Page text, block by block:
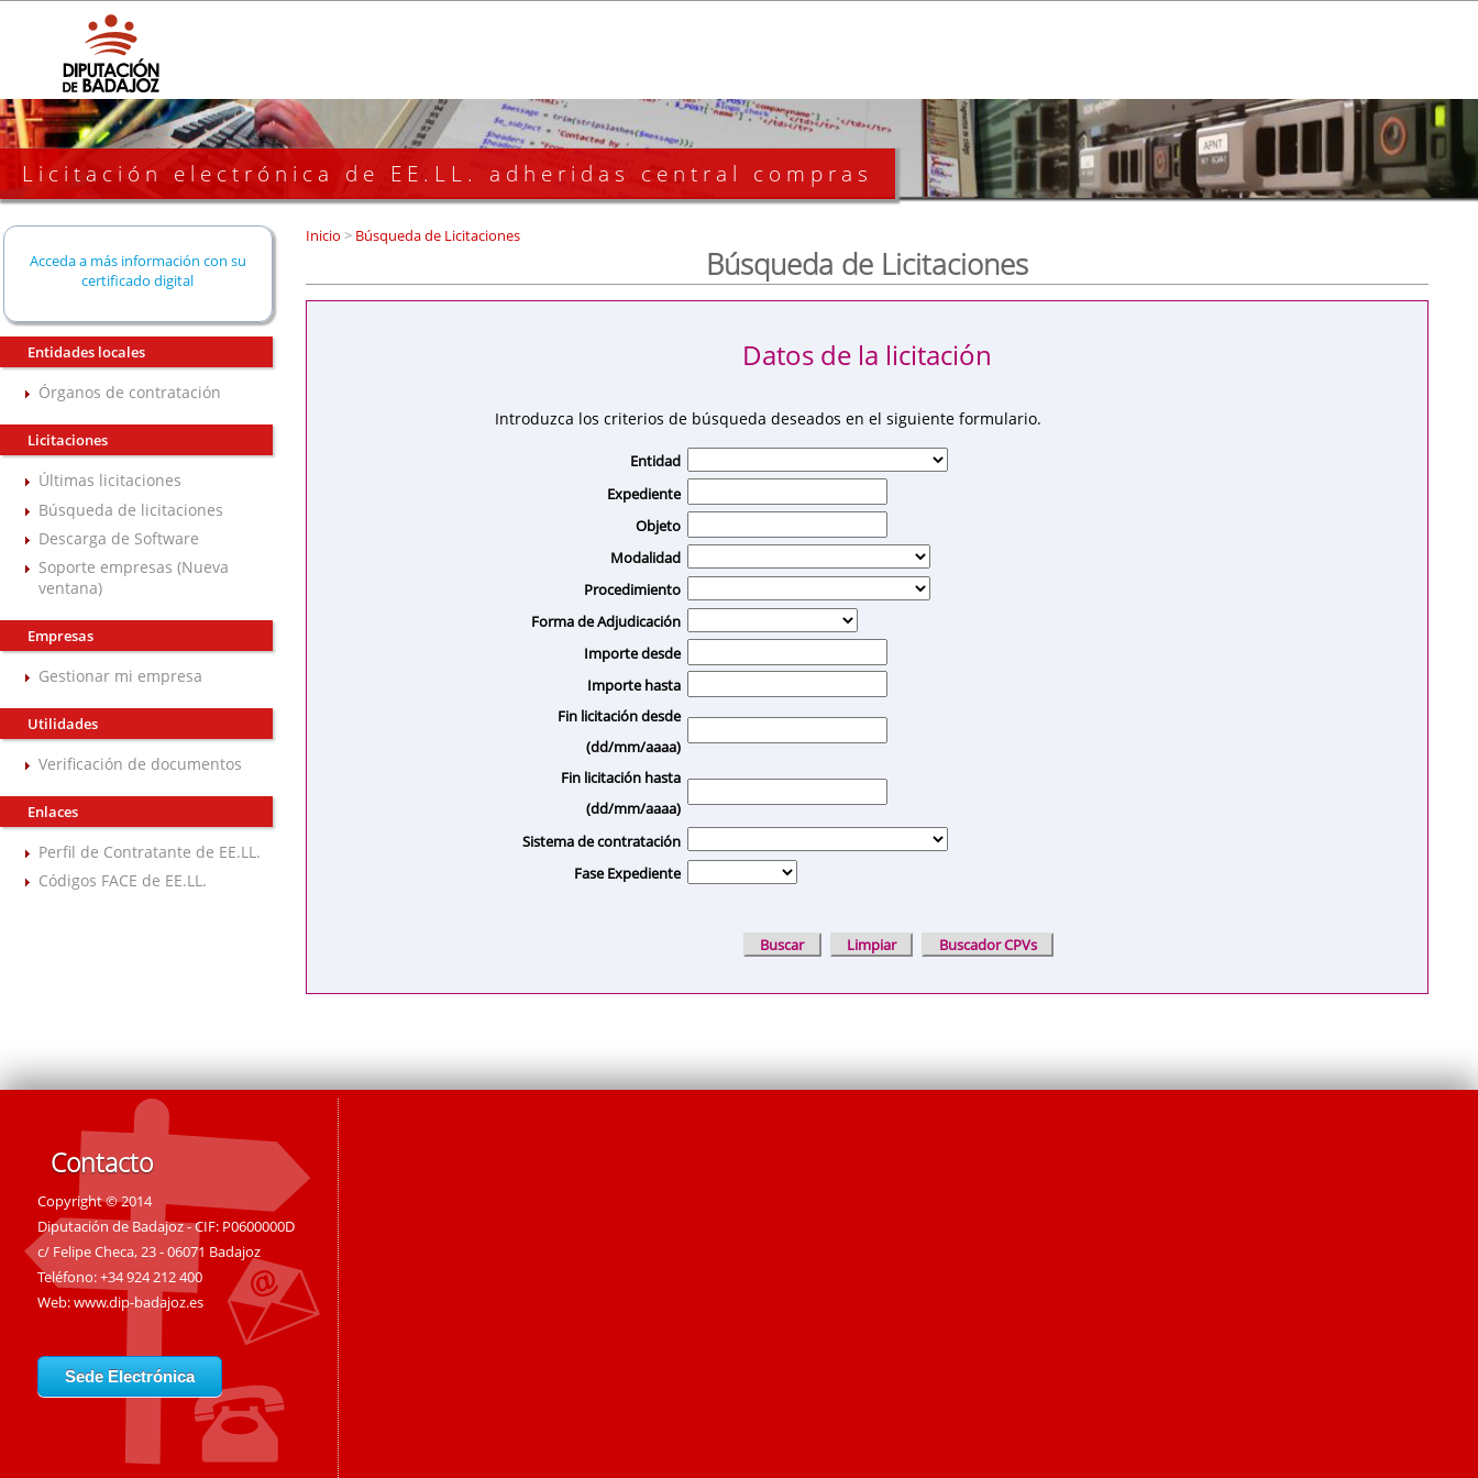
Licitación electrónica de EE.LL. adheridas central compras
Acceda a más información con su
certificado digital
Entidades locales
Órganos de contratación
Licitaciones
Últimas licitaciones
Búsqueda de licitaciones
Descarga de Software
Soporte empresas (Nueva
ventana)
Empresas
Gestionar mi empresa
Utilidades
Verificación de documentos
Enlaces
Perfil de Contratante de EE.LL.
Códigos FACE de EE.LL.
Inicio >Búsqueda de Licitaciones
Búsqueda de Licitaciones
Introduzca los criterios de búsqueda deseados en el siguiente formulario.
Datos de la licitación
Entidad
Expediente
Objeto
Modalidad
Procedimiento
Forma de Adjudicación
Importe desde
Importe hasta
Fin licitación desde
(dd/mm/aaaa)
Fin licitación hasta
(dd/mm/aaaa)
Sistema de contratación
Fase Expediente
Contacto
Copyright © 2014
Diputación de Badajoz - CIF: P0600000D
c/ Felipe Checa, 23 - 06071 Badajoz
Teléfono: +34 924 212 400
Web:www.dip-badajoz.es
Sede Electrónica